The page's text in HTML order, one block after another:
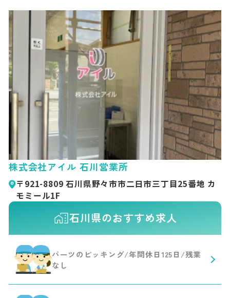
株式会社アイル 石川営業所
〒921-8809 石川県野々市市二日市三丁目25番地 カ
モミール1F
石川県のおすすめ求人
パーツのピッキング/年間休日125日/残業
なし